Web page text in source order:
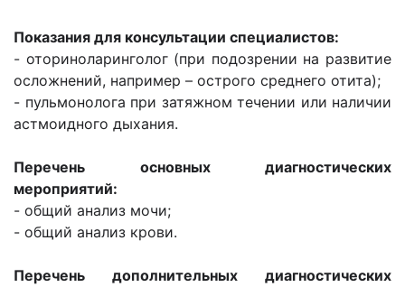
Показания для консультации специалистов:
- оториноларинголог (при подозрении на развитие
осложнений, например – острого среднего отита);
- пульмонолога при затяжном течении или наличии
астмоидного дыхания.
Перечень основных диагностических
мероприятий:
- общий анализ мочи;
- общий анализ крови.
Перечень дополнительных диагностических